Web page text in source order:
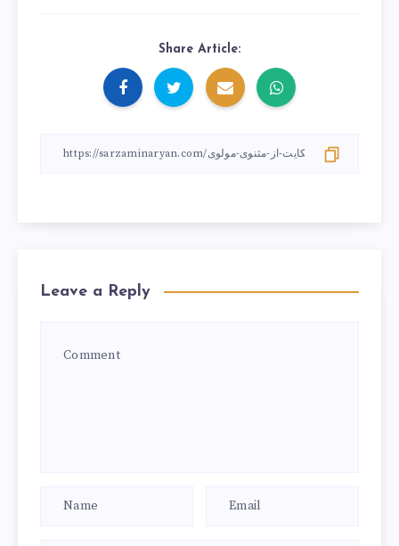
Share Article:
Leave a Reply